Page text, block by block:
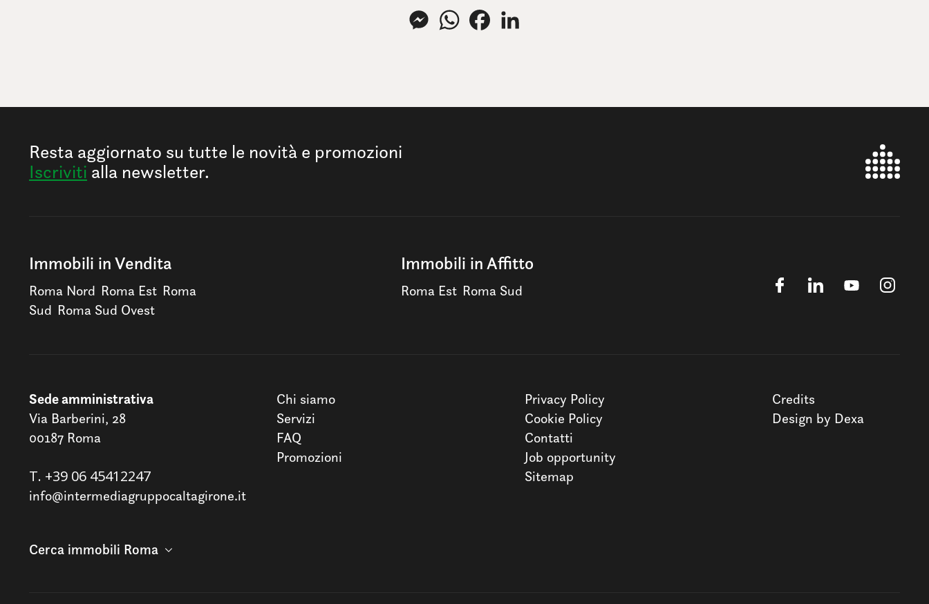
MessengerWhatsAppFacebook
Resta aggiornato su tutte le novità e promozioni
Iscriviti alla newsletter.
Immobili in Vendita
Roma Nord Roma Est Roma
Sud Roma Sud Ovest
Immobili in Affitto
Roma Est Roma Sud
Sede amministrativa
Via Barberini, 28
00187 Roma
T. +39 06 45412247
info@intermediagruppocaltagirone.it
Chi siamo
Servizi
FAQ
Promozioni
Privacy Policy
Cookie Policy
Contatti
Job opportunity
Sitemap
Credits
Design by Dexa
Cerca immobili Roma